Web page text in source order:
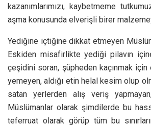
kazanımlarımızı, kaybetmeme
aşma konusunda elverişli birer
Yediğine içtiğine dikkat etmeyen
Eskiden misafirlikte yediği pilavın
çeşidini soran, şüpheden kaçınmak için
yemeyen, aldığı etin helal kesim olup
satan yerlerden alış veriş
Müslümanlar olarak şimdilerde bu
teferruat olarak görüp tüm bu